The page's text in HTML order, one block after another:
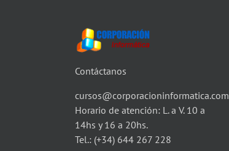
Contáctanos
cursos@corporacioninformatica.com
Horario de atención: L. a V. 10 a
14hs y 16 a 20hs.
Tel.: (+34) 644 267 228